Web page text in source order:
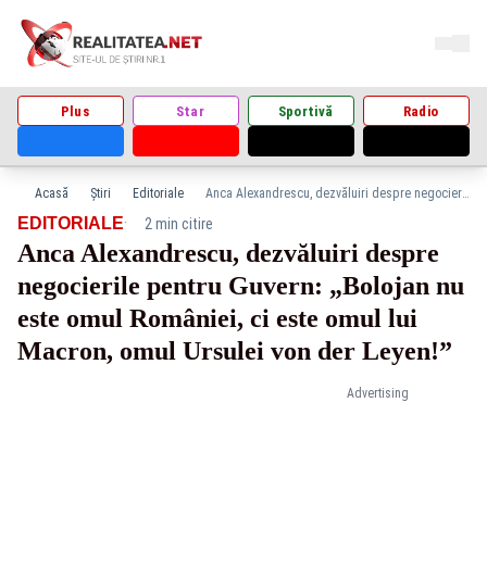
Plus Star Sportivă Radio
Acasă Știri Editoriale Anca Alexandrescu, dezvăluiri despre negocierile pentru Guvern: „Bolojan nu este omul României, ci este omul lui Macron, omul Ursulei von der Leyen!”
Advertising
EDITORIALE· 2 min citire
Anca Alexandrescu, dezvăluiri despre
negocierile pentru Guvern: „Bolojan nu
este omul României, ci este omul lui
Macron, omul Ursulei von der Leyen!”